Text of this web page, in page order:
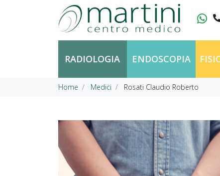
Vai al contenuto
RADIOLOGIA ENDOSCOPIA
Home Medici Rosati Claudio Roberto